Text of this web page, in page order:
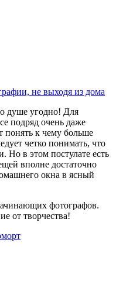
не выходя из дома
душе угодно! Для
подряд очень даже
понять к чему больше
четко понимать, что
Но в этом постулате есть
вполне достаточно
окна в ясный
фотографов.
от творчества!